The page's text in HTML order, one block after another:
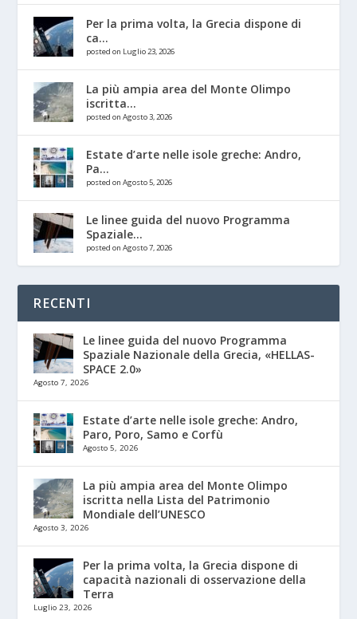
Per la prima volta, la Grecia dispone di
ca...
posted on Luglio 23, 2026
La più ampia area del Monte Olimpo
iscritta...
posted on Agosto 3, 2026
Estate d’arte nelle isole greche: Andro,
Pa...
posted on Agosto 5, 2026
Le linee guida del nuovo Programma
Spaziale...
posted on Agosto 7, 2026
RECENTI
Le linee guida del nuovo Programma
Spaziale Nazionale della Grecia, «HELLAS-
SPACE 2.0»
Agosto 7, 2026
Estate d’arte nelle isole greche: Andro,
Paro, Poro, Samo e Corfù
Agosto 5, 2026
La più ampia area del Monte Olimpo
iscritta nella Lista del Patrimonio
Mondiale dell’UNESCO
Agosto 3, 2026
Per la prima volta, la Grecia dispone di
capacità nazionali di osservazione della
Terra
Luglio 23, 2026